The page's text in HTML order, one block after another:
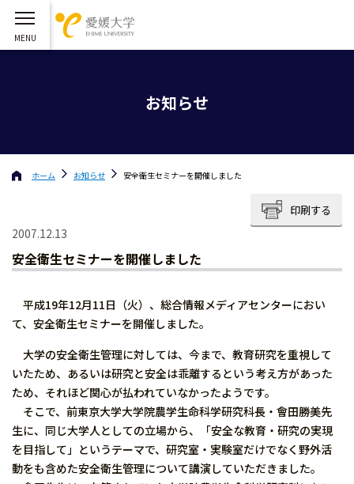
お知らせ
ホーム お知らせ 安全衛生セミナーを開催しました
印刷する
2007.12.13
安全衛生セミナーを開催しました
平成19年12月11日（火）、総合情報メディアセンターにおい
て、安全衛生セミナーを開催しました。
大学の安全衛生管理に対しては、今まで、教育研究を重視して
いたため、あるいは研究と安全は乖離するという考え方があった
ため、それほど関心が払われていなかったようです。
そこで、前東京大学大学院農学生命科学研究科長・會田勝美先
生に、同じ大学人としての立場から、「安全な教育・研究の実現
を目指して」というテーマで、研究室・実験室だけでなく野外活
動をも含めた安全衛生管理について講演していただきました。